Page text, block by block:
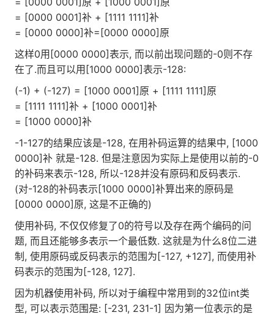
= [0000 0001]补 + [1111 1111]补
= [0000 0000]补=[0000 0000]原
这样0用[0000 0000]表示, 而以前出现问题的-0则不存
在了.而且可以用[1000 0000]表示-128:
(-1) + (-127) = [1000 0001]原 + [1111 1111]原
= [1111 1111]补 + [1000 0001]补
= [1000 0000]补
-1-127的结果应该是-128, 在用补码运算的结果中, [1000
0000]补 就是-128. 但是注意因为实际上是使用以前的-0
的补码来表示-128, 所以-128并没有原码和反码表示.
(对-128的补码表示[1000 0000]补算出来的原码是
[0000 0000]原, 这是不正确的)
使用补码, 不仅仅修复了0的符号以及存在两个编码的问
题, 而且还能够多表示一个最低数. 这就是为什么8位二进
制, 使用原码或反码表示的范围为[-127, +127], 而使用补
码表示的范围为[-128, 127].
因为机器使用补码, 所以对于编程中常用到的32位int类
型, 可以表示范围是: [-231, 231-1] 因为第一位表示的是